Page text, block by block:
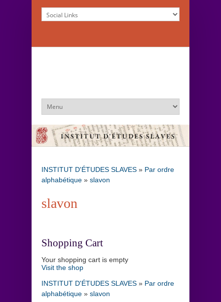
INSTITUT D'ÉTUDES SLAVES » Par ordre
alphabétique » slavon
slavon
Shopping Cart
Your shopping cart is empty
Visit the shop
INSTITUT D'ÉTUDES SLAVES » Par ordre
alphabétique » slavon